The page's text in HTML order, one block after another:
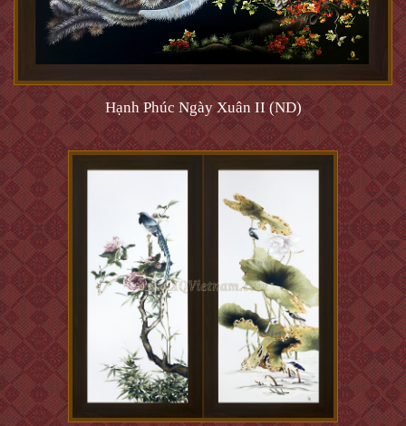
Hạnh Phúc Ngày Xuân II (ND)